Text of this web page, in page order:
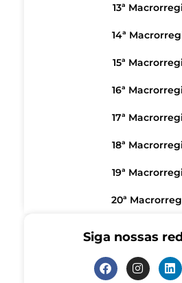
13ª
14ª
15ª
16ª
17ª
18ª
19ª
20ª
Siga nossas